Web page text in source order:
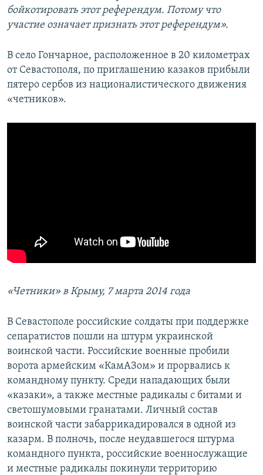
бойкотировать этот референдум. Потому что
участие означает признать этот референдум».
В село Гончарное, расположенное в 20 километрах
от Севастополя, по приглашению казаков прибыли
пятеро сербов из националистического движения
«четников».
«Четники» в Крыму, 7 марта 2014 года
В Севастополе российские солдаты при поддержке
сепаратистов пошли на штурм украинской
воинской части. Российские военные пробили
ворота армейским «КамАЗом» и прорвались к
командному пункту. Среди нападающих были
«казаки», а также местные радикалы с битами и
светошумовыми гранатами. Личный состав
воинской части забаррикадировался в одной из
казарм. В полночь, после неудавшегося штурма
командного пункта, российские военнослужащие
и местные радикалы покинули территорию